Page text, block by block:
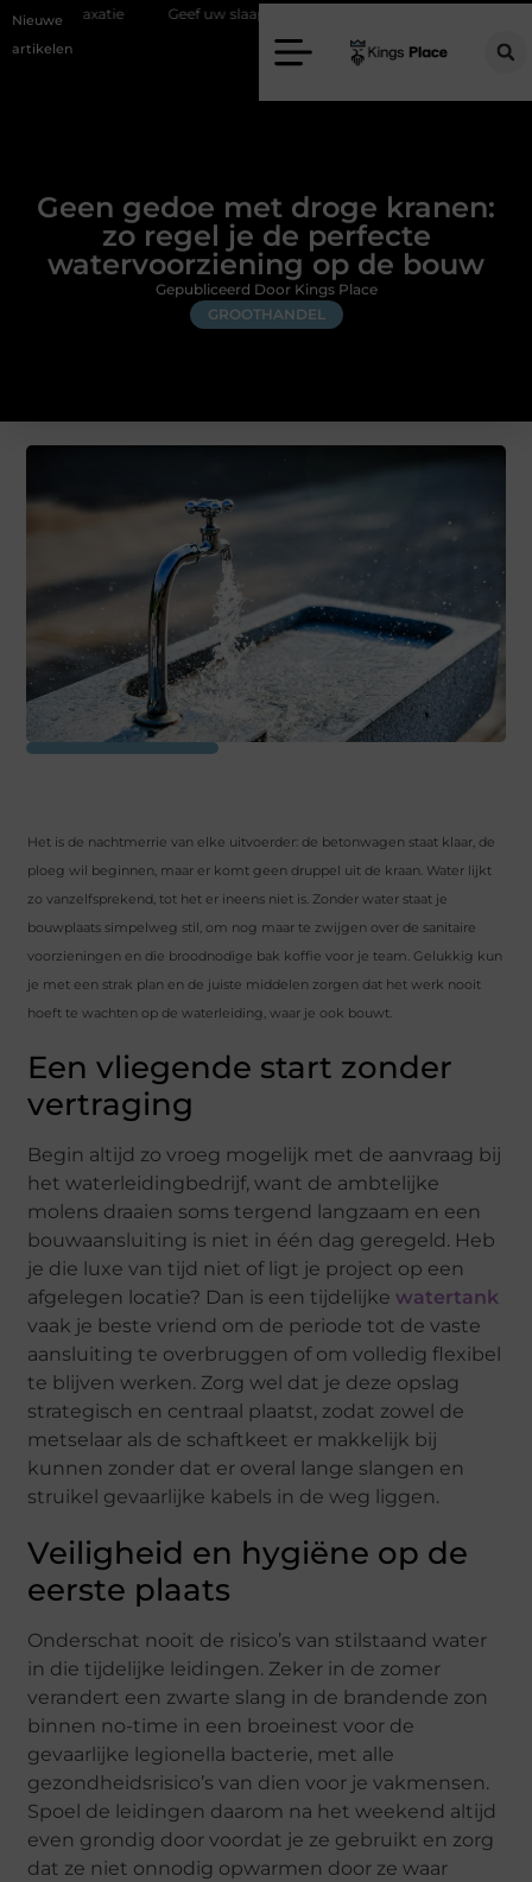
Nieuwe
artikelen
Geef uw slaapkamer een upgrade met interieuradvies Zwolle
Geen gedoe met droge kranen:
zo regel je de perfecte
watervoorziening op de bouw
GROOTHANDEL
Gepubliceerd Door Kings Place
Het is de nachtmerrie van elke uitvoerder: de betonwagen staat klaar, de
ploeg wil beginnen, maar er komt geen druppel uit de kraan. Water lijkt
zo vanzelfsprekend, tot het er ineens niet is. Zonder water staat je
bouwplaats simpelweg stil, om nog maar te zwijgen over de sanitaire
voorzieningen en die broodnodige bak koffie voor je team. Gelukkig kun
je met een strak plan en de juiste middelen zorgen dat het werk nooit
hoeft te wachten op de waterleiding, waar je ook bouwt.
Een vliegende start zonder
vertraging
Begin altijd zo vroeg mogelijk met de aanvraag bij
het waterleidingbedrijf, want de ambtelijke
molens draaien soms tergend langzaam en een
bouwaansluiting is niet in één dag geregeld. Heb
je die luxe van tijd niet of ligt je project op een
afgelegen locatie? Dan is een tijdelijke watertank
vaak je beste vriend om de periode tot de vaste
aansluiting te overbruggen of om volledig flexibel
te blijven werken. Zorg wel dat je deze opslag
strategisch en centraal plaatst, zodat zowel de
metselaar als de schaftkeet er makkelijk bij
kunnen zonder dat er overal lange slangen en
struikel gevaarlijke kabels in de weg liggen.
Veiligheid en hygiëne op de
eerste plaats
Onderschat nooit de risico’s van stilstaand water
in die tijdelijke leidingen. Zeker in de zomer
verandert een zwarte slang in de brandende zon
binnen no-time in een broeinest voor de
gevaarlijke legionella bacterie, met alle
gezondheidsrisico’s van dien voor je vakmensen.
Spoel de leidingen daarom na het weekend altijd
even grondig door voordat je ze gebruikt en zorg
dat ze niet onnodig opwarmen door ze waar